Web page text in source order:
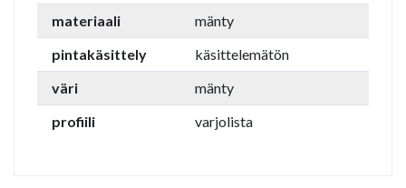
materiaali
mänty
pintakäsittely
käsittelemätön
väri
mänty
profiili
varjolista